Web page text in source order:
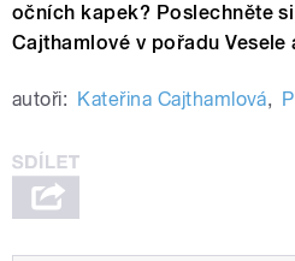
očních kapek? Poslechněte
Cajthamlové v pořadu Vesele
autoři: Kateřina Cajthamlová,